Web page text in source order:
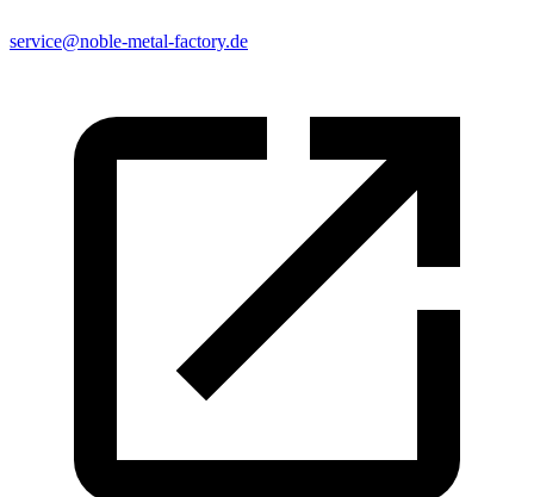
service@noble-metal-factory.de